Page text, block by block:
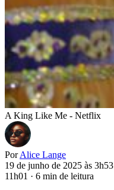
A King Like Me - Netflix
Por Alice Lange
19 de junho de 2025 às 3h53
11h01 · 6 min de leitura